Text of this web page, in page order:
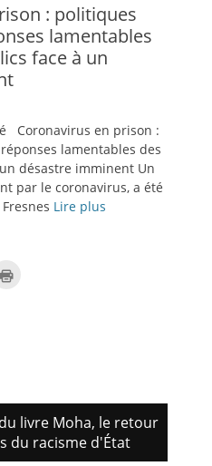
: politiques
lamentables
face à un
Coronavirus en prison :
lamentables des
désastre imminent Un
par le coronavirus, a été
Lire plus
livre Moha, le retour
du racisme d'État